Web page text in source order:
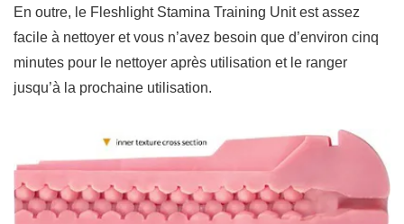
En outre, le Fleshlight Stamina Training Unit est assez
facile à nettoyer et vous n’avez besoin que d’environ cinq
minutes pour le nettoyer après utilisation et le ranger
jusqu’à la prochaine utilisation.